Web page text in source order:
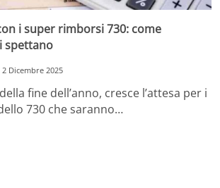
i super rimborsi 730: come
spettano
2 Dicembre 2025
fine dell’anno, cresce l’attesa per i
730 che saranno…